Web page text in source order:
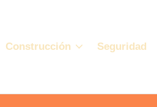
Construcción Seguridad